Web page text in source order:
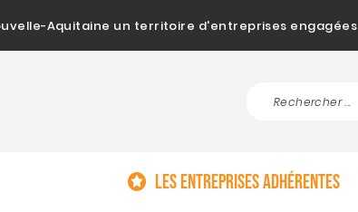
Aquitaine un territoire d'entreprises engagées
LES ENTREPRISES ADHÉRENTES